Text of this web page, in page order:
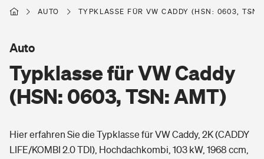
Berufsunfähigkeitsversicherung
Erwerbsunfähigkeitsversicherung
Grundfähigkeitsversicherung
Wohnen
Freizeit
AUTO TYPKLASSE FÜR VW CADDY (HSN: 0603, TSN:
Typklasse für VW Caddy
(HSN: 0603, TSN: AMT)
Auto
Hier erfahren Sie die Typklasse für VW Caddy, 2K (CADDY
LIFE/KOMBI 2.0 TDI), Hochdachkombi, 103 kW, 1968 ccm,